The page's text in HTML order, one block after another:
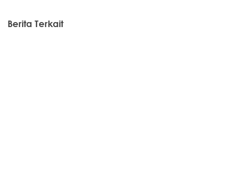
Berita Terkait